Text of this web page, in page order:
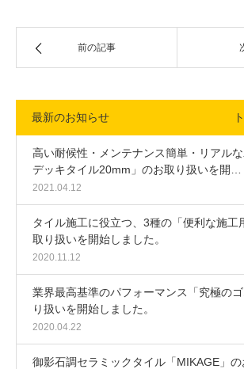
前の記事
最新のお知らせ
高い耐候性・メンテナンス簡単・リアル
デッキタイル20mm」のお取り扱いを開…
2021.04.12
タイル施工に役立つ、3種の「便利な施工
取り扱いを開始しました。
2020.11.12
業界最高基準のパフォーマンス「究極の
り扱いを開始しました。
2020.04.22
御影石調セラミックタイル「MIKAGE」